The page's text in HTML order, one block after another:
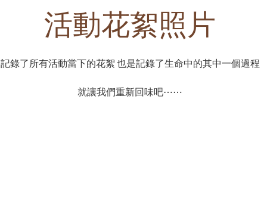
活動花絮照片
記錄了所有活動當下的花絮 也是記錄了生命中的其中一個過程
就讓我們重新回味吧⋯⋯